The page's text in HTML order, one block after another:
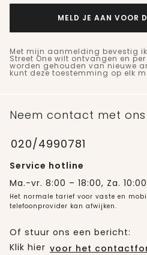
MELD JE AAN VOOR
Met mijn aanmelding bevestig
Street One wilt ontvangen en
worden gehouden van nieuwe
kunt deze toestemming op elk
Neem contact met
020/4990781
Service hotline
Ma.-vr. 8:00 – 18:00, Za.
Het normale tarief voor vaste en
telefoonprovider kan afwijken.
Of stuur ons een bericht:
Klik hier voor het